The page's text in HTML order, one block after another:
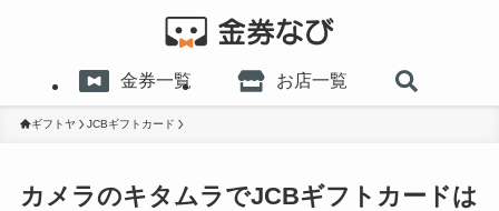
金券一覧 お店一覧
ギフトヤ JCBギフトカード
カメラのキタムラでJCBギフトカードは